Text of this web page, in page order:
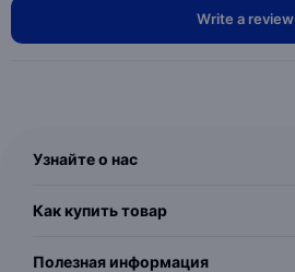
Write a review
Узнайте о нас
Как купить товар
Полезная информация